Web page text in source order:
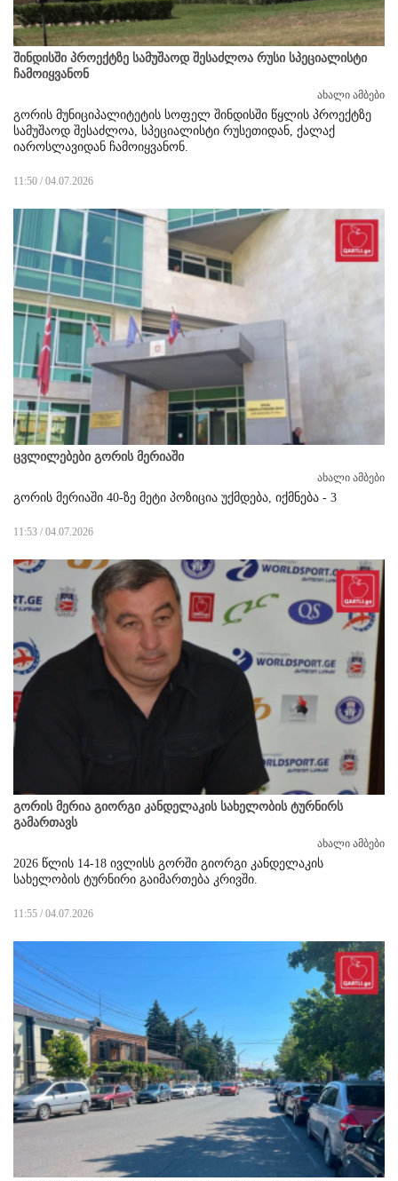
შინდისში პროექტზე სამუშაოდ შესაძლოა რუსი სპეციალისტი
ჩამოიყვანონ
ახალი ამბები
გორის მუნიციპალიტეტის სოფელ შინდისში წყლის პროექტზე
სამუშაოდ შესაძლოა, სპეციალისტი რუსეთიდან, ქალაქ
იაროსლავიდან ჩამოიყვანონ.
11:50 / 04.07.2026
ცვლილებები გორის მერიაში
ახალი ამბები
გორის მერიაში 40-ზე მეტი პოზიცია უქმდება, იქმნება - 3
11:53 / 04.07.2026
გორის მერია გიორგი კანდელაკის სახელობის ტურნირს
გამართავს
ახალი ამბები
2026 წლის 14-18 ივლისს გორში გიორგი კანდელაკის
სახელობის ტურნირი გაიმართება კრივში.
11:55 / 04.07.2026